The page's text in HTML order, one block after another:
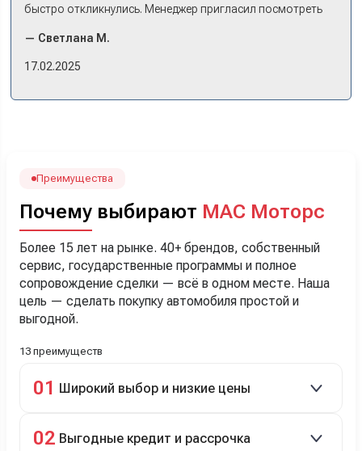
быстро откликнулись. Менеджер пригласил посмотреть
примериться. Нам тут недалеко, пришли в салон - и в тот
же день купили машину! Неожиданно, но довольны! Все
менеджеру Сергею, профессионал своего дела!
— Светлана М.
17.02.2025
Преимущества
Почему выбирают МАС Моторс
Более 15 лет на рынке. 40+ брендов, собственный
сервис, государственные программы и полное
сопровождение сделки — всё в одном месте. Наша
цель — сделать покупку автомобиля простой и
выгодной.
13 преимуществ
01 Широкий выбор и низкие цены
подержанные авто.
02 Выгодные кредит и рассрочка